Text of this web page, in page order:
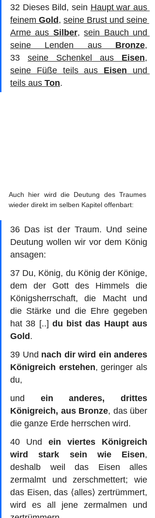
32 Dieses Bild, sein Haupt war aus
feinem Gold, seine Brust und seine
Arme aus Silber, sein Bauch und
seine Lenden aus Bronze,
33 seine Schenkel aus Eisen
seine Füße teils aus Eisen und
teils aus Ton.
Auch hier wird die Deutung des Traumes
wieder direkt im selben Kapitel offenbart:
36 Das ist der Traum. Und seine
Deutung wollen wir vor dem König
ansagen:
37 Du, König, du König der Könige,
dem der Gott des Himmels die
Königsherrschaft, die Macht und
die Stärke und die Ehre gegeben
hat 38 [..] du bist das Haupt aus
Gold.
39 Und nach dir wird ein anderes
Königreich erstehen, geringer als
du,
und ein anderes, drittes
Königreich, aus Bronze, das über
die ganze Erde herrschen wird.
40 Und ein viertes Königreich
wird stark sein wie Eisen,
deshalb weil das Eisen alles
zermalmt und zerschmettert; wie
das Eisen, das ⟨alles⟩ zertrümmert,
wird es all jene zermalmen und